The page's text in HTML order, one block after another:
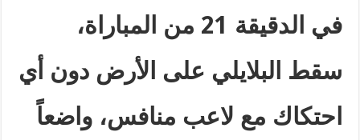
في الدقيقة 21 من المباراة،
سقط البلايلي على الأرض دون أي
احتكاك مع لاعب منافس، واضعاً